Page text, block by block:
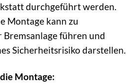
durchgeführt werden.
Montage kann zu
führen und
Sicherheitsrisiko darstellen.
Montage: